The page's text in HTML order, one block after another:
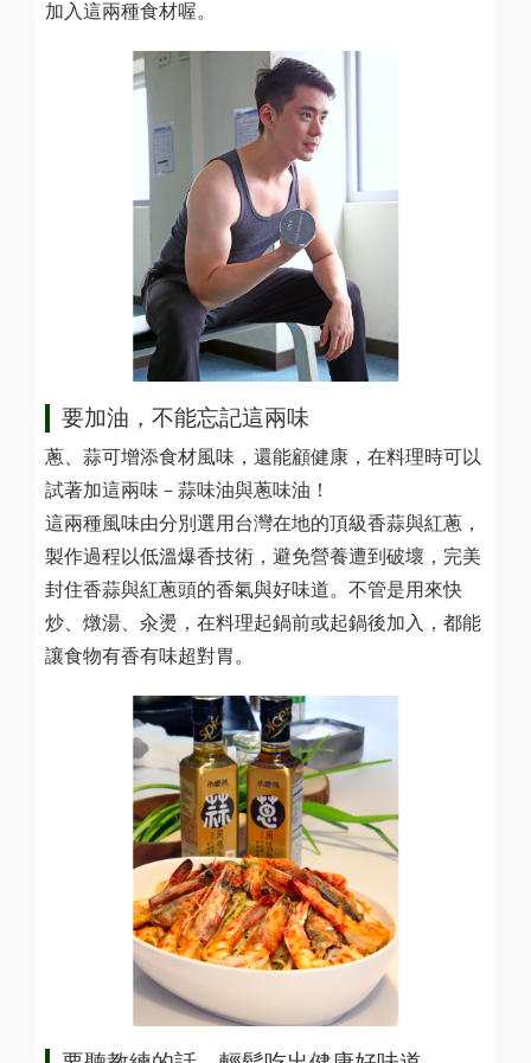
加入這兩種食材喔。
要加油，不能忘記這兩味
蔥、蒜可增添食材風味，還能顧健康，在料理時可以
試著加這兩味－蒜味油與蔥味油！
這兩種風味由分別選用台灣在地的頂級香蒜與紅蔥，
製作過程以低溫爆香技術，避免營養遭到破壞，完美
封住香蒜與紅蔥頭的香氣與好味道。不管是用來快
炒、燉湯、汆燙，在料理起鍋前或起鍋後加入，都能
讓食物有香有味超對胃。